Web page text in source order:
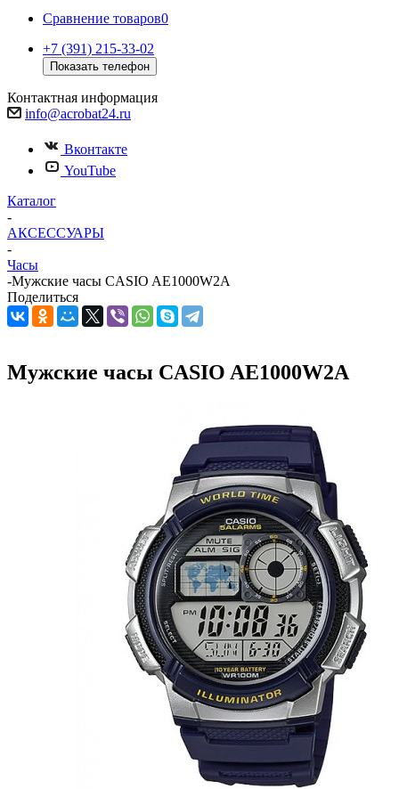
Сравнение товаров0
+7 (391) 215-33-02
Показать телефон
Контактная информация
info@acrobat24.ru
Вконтакте
YouTube
Каталог
-
АКСЕССУАРЫ
-
Часы
-Мужские часы CASIO AE1000W2A
Поделиться
Мужские часы CASIO AE1000W2A